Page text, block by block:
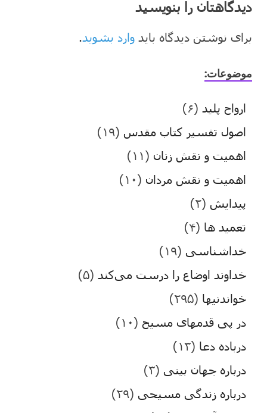
دیدگاهتان را بنویسید
برای نوشتن دیدگاه باید وارد بشوید.
موضوعات:
ارواح پلید (۶)
اصول تفسیر کتاب مقدس (۱۹)
اهمیت و نقش زنان (۱۱)
اهمیت و نقش مردان (۱۰)
پیدایش (۲)
تعمید ها (۴)
خداشناسی (۱۹)
خداوند اوضاع را درست می‌کند (۵)
خواندنیها (۲۹۵)
در پی قدمهای مسیح (۱۰)
درباده دعا (۱۳)
درباره جهان بینی (۳)
درباره زندگی مسیحی (۲۹)